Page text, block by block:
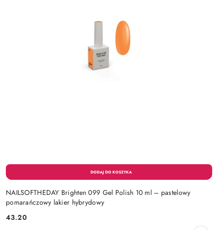
NAILSOFTHEDAY Brighten 099 Gel Polish 10 ml – pastelowy
pomarańczowy lakier hybrydowy
Cena:
43.20